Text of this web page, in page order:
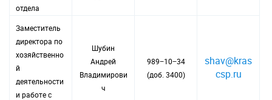
отдела
Заместитель
директора по
хозяйственно
й
деятельности
и работе с
Шубин
Андрей
Владимирови
ч
989−10−34
(доб. 3400)
shav@kras
csp.ru